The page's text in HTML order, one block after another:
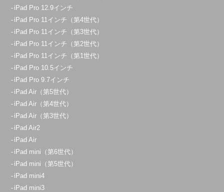
iPad Pro 12.9インチ
iPad Pro 11インチ（第4世代）
iPad Pro 11インチ（第3世代）
iPad Pro 11インチ（第2世代）
iPad Pro 11インチ（第1世代）
iPad Pro 10.5インチ
iPad Pro 9.7インチ
iPad Air（第5世代）
iPad Air（第4世代）
iPad Air（第3世代）
iPad Air2
iPad Air
iPad mini（第6世代）
iPad mini（第5世代）
iPad mini4
iPad mini3